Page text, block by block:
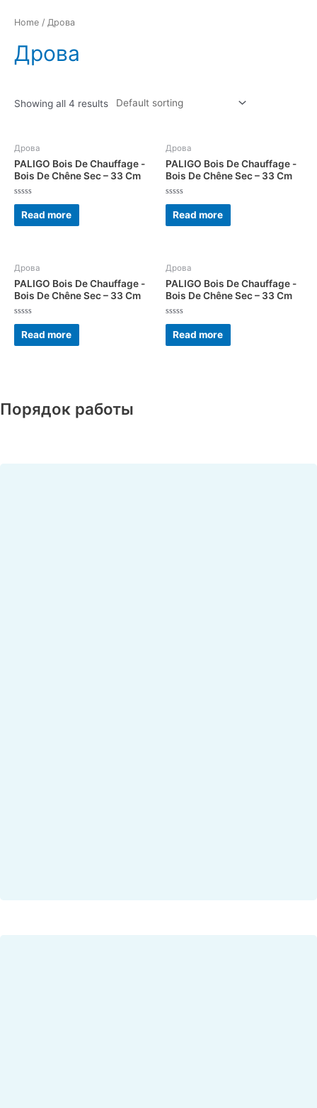
Home / Дрова
Дрова
Showing all 4 results
Дрова
PALIGO Bois De Chauffage -
Bois De Chêne Sec – 33 Cm
Rated
out
of
Read more
Дрова
PALIGO Bois De Chauffage -
Bois De Chêne Sec – 33 Cm
Rated
out
of
Read more
Дрова
PALIGO Bois De Chauffage -
Bois De Chêne Sec – 33 Cm
Rated
out
of
Read more
Дрова
PALIGO Bois De Chauffage -
Bois De Chêne Sec – 33 Cm
Rated
out
of
Read more
Порядок работы